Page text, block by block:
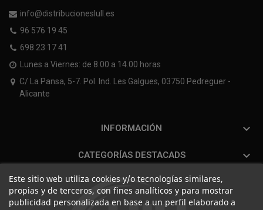
info@distribucioneslull.es
96 576 19 45
698 23 17 41
Lunes a Viernes: de 8.00 a 14.00 horas
C/ La Pansa, 5-7. Pol. Ind. Les Galgues, 03750 Pedreguer -
Alicante
INFORMACIÓN 
CATEGORÍAS DESTACADS 
Este sitio web utiliza cookies y/o tecnologías similares,
propias y de terceros, con fines analíticos y para mostrar
publicidad personalizada en base a un perfil elaborado a